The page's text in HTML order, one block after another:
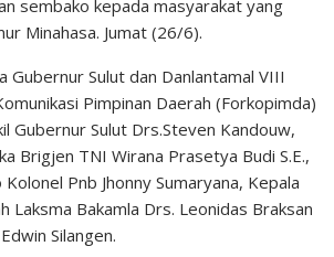
sembako kepada masyarakat yang
Minahasa. Jumat (26/6).
Sulut dan Danlantamal VIII
Pimpinan Daerah (Forkopimda)
Gubernur Sulut Drs.Steven Kandouw,
Brigjen TNI Wirana Prasetya Budi S.E.,
Pnb Jhonny Sumaryana, Kepala
Laksma Bakamla Drs. Leonidas Braksan
Silangen.